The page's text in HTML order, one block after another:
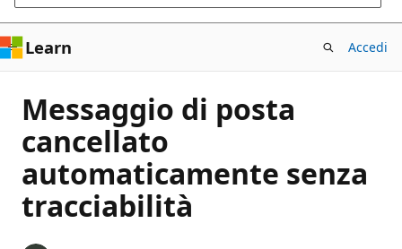
Learn Accedi
Messaggio di posta
cancellato
automaticamente senza
tracciabilità